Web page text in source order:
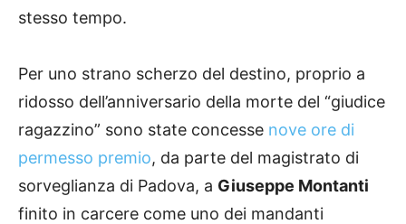
stesso tempo.
Per uno strano scherzo del destino, proprio a
ridosso dell’anniversario della morte del “giudice
ragazzino” sono state concesse nove ore di
permesso premio, da parte del magistrato di
sorveglianza di Padova, a Giuseppe Montanti
finito in carcere come uno dei mandanti